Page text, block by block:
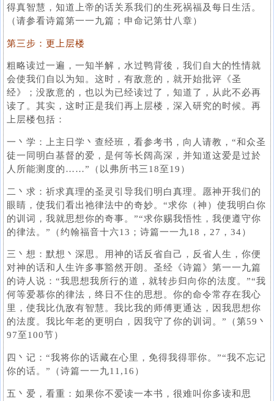
得真智慧，知道上帝的话关系我们的生死祸福及每日生活。
（请参看诗篇第一一九篇；申命记第廿八章）
第三步：更上层楼
粗略读过一遍，一知半解，水过鸭背後，我们自大的性情就
会使我们自以为知。这时，有敌意的，就开始批评《圣
经》；没敌意的，也以为已经读过了，知道了，从此不必再
读了。其实，这时正是我们再上层楼，深入研究的时候。再
上层楼包括：
一丶学：上主日学丶查经班，看参考书，向人请教，“和众圣
徒一同明白基督的爱，是何等长阔高深，并知道这爱是过於
人所能测度的……”（以弗所书三18至19）
二丶求：祈求真理的圣灵引导我们明白真理。愿神开我们的
眼睛，使我们看出祂律法中的奇妙。“求你（神）使我明白你
的训词，我就思想你的奇事。”“求你赐我悟性，我便遵守你
的律法。”（约翰福音十六13；诗篇一一九18，27，34）
三丶想：默想丶深思。用神的话反省自己，反省人生，你便
对神的话和人生许多事豁然开朗。圣经《诗篇》第一一九篇
的诗人说：“我思想我所行的道，就转步归向你的法度。”“我
何等爱慕你的律法，终日不住的思想。你的命令常存在我心
里，使我比仇敌有智慧。我比我的师傅更通达，因我思想你
的法度。我比年老的更明白，因我守了你的训词。”（第59丶
97至100节）
四丶记：“我将你的话藏在心里，免得我得罪你。”“我不忘记
你的话。”（诗篇一一九11,16）
五丶爱，看重：如果你不爱读一本书，很难叫你多读和思